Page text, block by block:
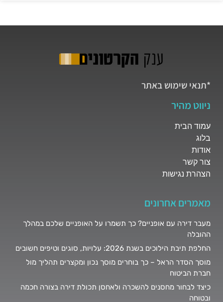
*תנאי שימוש באתר
ניווט מהיר
עמוד הבית
בלוג
אודות
צור קשר
הצהרת נגישות
מאמרים אחרונים
מעבר דירה עם אופניים? כך תשמרו על האופניים שלכם במהלך
ההובלה
החלפת תיבת הילוכים בשנת 2026: עלויות, סוגים וטיפים חשובים
מוסך הסדר הראל – כך בוחרים מוסך נכון ומקצרים תהליך מול
חברת הביטוח
כיצד לבחור מחסנים להשכרה ולאחסן תכולת דירה בצורה חכמה
ובטוחה